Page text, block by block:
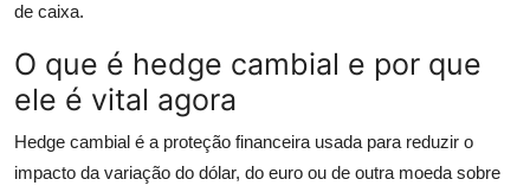
de caixa.
O que é hedge cambial e por que
ele é vital agora
Hedge cambial é a proteção financeira usada para reduzir o
impacto da variação do dólar, do euro ou de outra moeda sobre